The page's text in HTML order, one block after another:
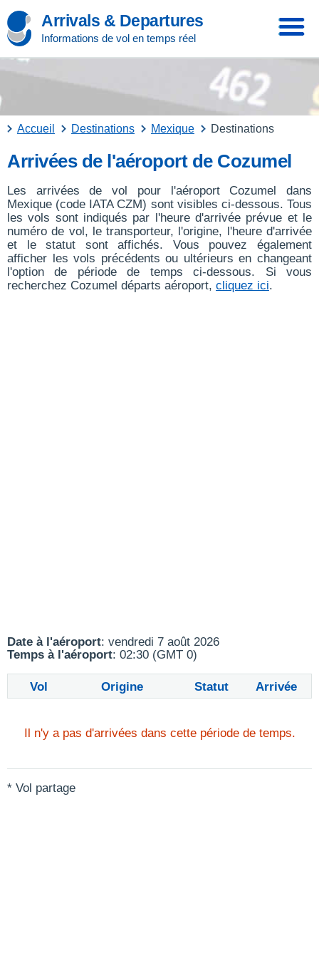
Arrivals & Departures
Informations de vol en temps réel
Accueil Destinations Mexique Destinations
Arrivées de l'aéroport de Cozumel
Les arrivées de vol pour l'aéroport Cozumel dans
Mexique (code IATA CZM) sont visibles ci-dessous. Tous
les vols sont indiqués par l'heure d'arrivée prévue et le
numéro de vol, le transporteur, l'origine, l'heure d'arrivée
et le statut sont affichés. Vous pouvez également
afficher les vols précédents ou ultérieurs en changeant
l'option de période de temps ci-dessous. Si vous
recherchez Cozumel départs aéroport, cliquez ici.
Date à l'aéroport: vendredi 7 août 2026
Temps à l'aéroport: 02:30 (GMT 0)
Vol Origine Statut Arrivée
Il n'y a pas d'arrivées dans cette période de temps.
* Vol partage